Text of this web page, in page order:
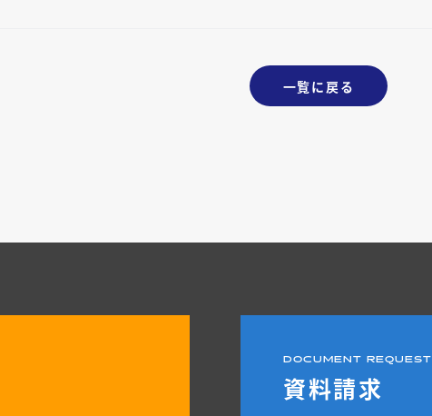
一覧に戻る
DOCUMENT REQUEST
資料請求